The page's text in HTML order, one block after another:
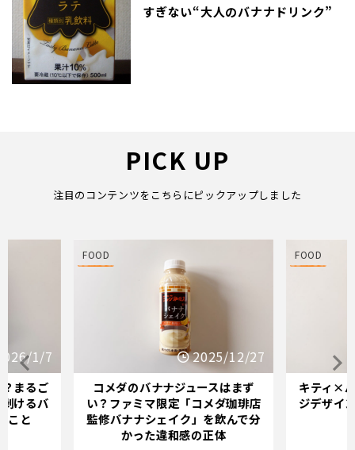
すぎない“大人のバナナドリンク”
PICK UP
注目のコンテンツをこちらにピックアップしました
12/27
はまず
珈琲店
んで分
FOOD
2025/12/21
キティ×バナナミルクのパッケー
ジデザインが示す「学び直し」の
サインとは？
FOOD
オイシッ
ている人